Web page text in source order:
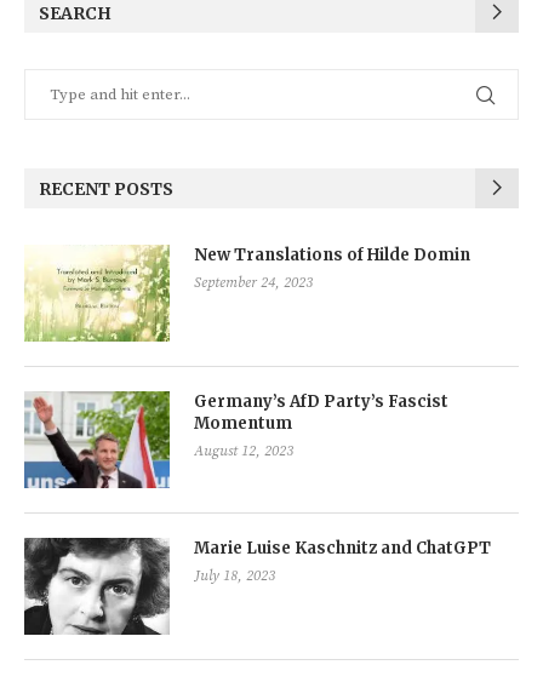
SEARCH
RECENT POSTS
New Translations of Hilde Domin
September 24, 2023
Germany’s AfD Party’s Fascist
Momentum
August 12, 2023
Marie Luise Kaschnitz and ChatGPT
July 18, 2023